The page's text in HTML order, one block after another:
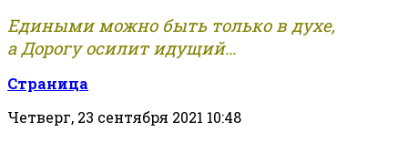
Едиными можно быть только в духе,
а Дорогу осилит идущий...
Страница
Четверг, 23 сентября 2021 10:48